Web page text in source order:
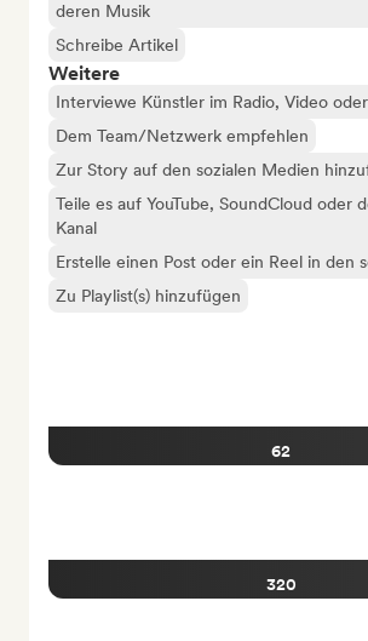
deren Musik
Schreibe Artikel
Weitere
Interviewe Künstler im Radio, Video
Dem Team/Netzwerk empfehlen
Zur Story auf den sozialen Medien
Teile es auf YouTube, SoundCloud oder
Kanal
Erstelle einen Post oder ein Reel in den
Zu Playlist(s) hinzufügen
62
320